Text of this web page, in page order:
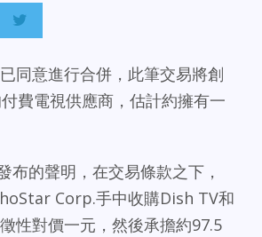
同意進行合併，此筆交易將創
費電視供應商，估計約擁有一
布的聲明，在交易條款之下，
Corp.手中收購Dish TV和
性對價一元，然後承擔約97.5